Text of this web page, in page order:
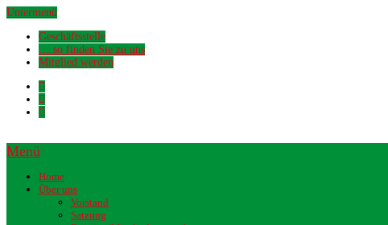
Untermenü
Geschäftsstelle
… so finden Sie zu uns
Mitglied werden
Menü
Home
Über uns
Vorstand
Satzung